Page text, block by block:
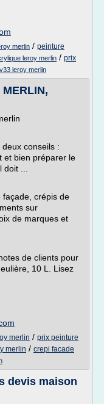
merlin / peinture
leroy merlin / prix
leroy merlin
conseils :
et bien préparer le
...
façade, crépis de
sur
de marques et
de clients pour
10 L. Lisez
merlin / prix peinture
merlin / crepi facade
devis maison